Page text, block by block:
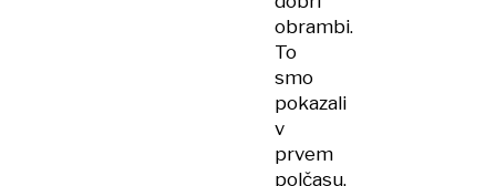
obrambi.
To
smo
pokazali
v
prvem
polčasu,